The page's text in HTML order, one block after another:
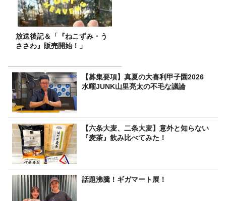
放送後記＆「『ねこずみ・う
ささわ』販売開始！」
【募集要項】真夏の大喜利甲子園2026
水曜JUNK山里亮太の不毛な議論
【六条大麦、二条大麦】意外と知らない
『麦茶』飲み比べてみた！
話題沸騰！ギガマート展！